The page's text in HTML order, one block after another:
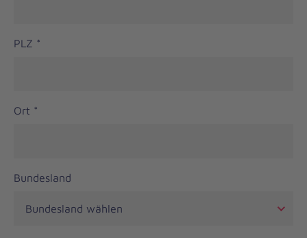
PLZ *
Ort *
Bundesland